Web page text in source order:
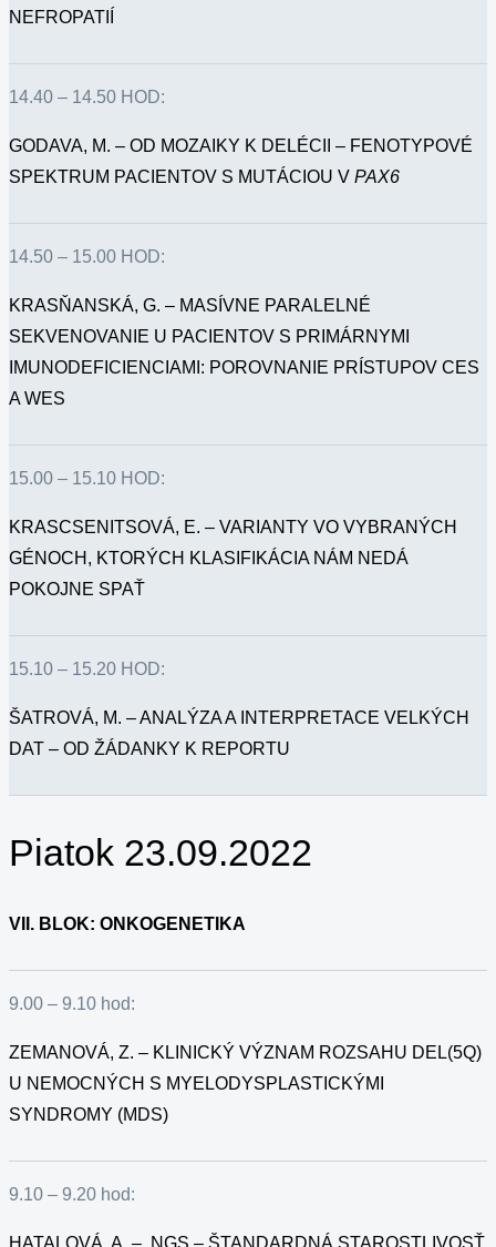
NEFROPATIÍ
14.40 – 14.50 HOD:
GODAVA, M. – OD MOZAIKY K DELÉCII – FENOTYPOVÉ
SPEKTRUM PACIENTOV S MUTÁCIOU V PAX6
14.50 – 15.00 HOD:
KRASŇANSKÁ, G. – MASÍVNE PARALELNÉ
SEKVENOVANIE U PACIENTOV S PRIMÁRNYMI
IMUNODEFICIENCIAMI: POROVNANIE PRÍSTUPOV CES
A WES
15.00 – 15.10 HOD:
KRASCSENITSOVÁ, E. – VARIANTY VO VYBRANÝCH
GÉNOCH, KTORÝCH KLASIFIKÁCIA NÁM NEDÁ
POKOJNE SPAŤ
15.10 – 15.20 HOD:
ŠATROVÁ, M. – ANALÝZA A INTERPRETACE VELKÝCH
DAT – OD ŽÁDANKY K REPORTU
Piatok 23.09.2022
VII. BLOK: ONKOGENETIKA
9.00 – 9.10 hod:
ZEMANOVÁ, Z. – KLINICKÝ VÝZNAM ROZSAHU DEL(5Q)
U NEMOCNÝCH S MYELODYSPLASTICKÝMI
SYNDROMY (MDS)
9.10 – 9.20 hod:
HATALOVÁ, A. – NGS – ŠTANDARDNÁ STAROSTLIVOSŤ